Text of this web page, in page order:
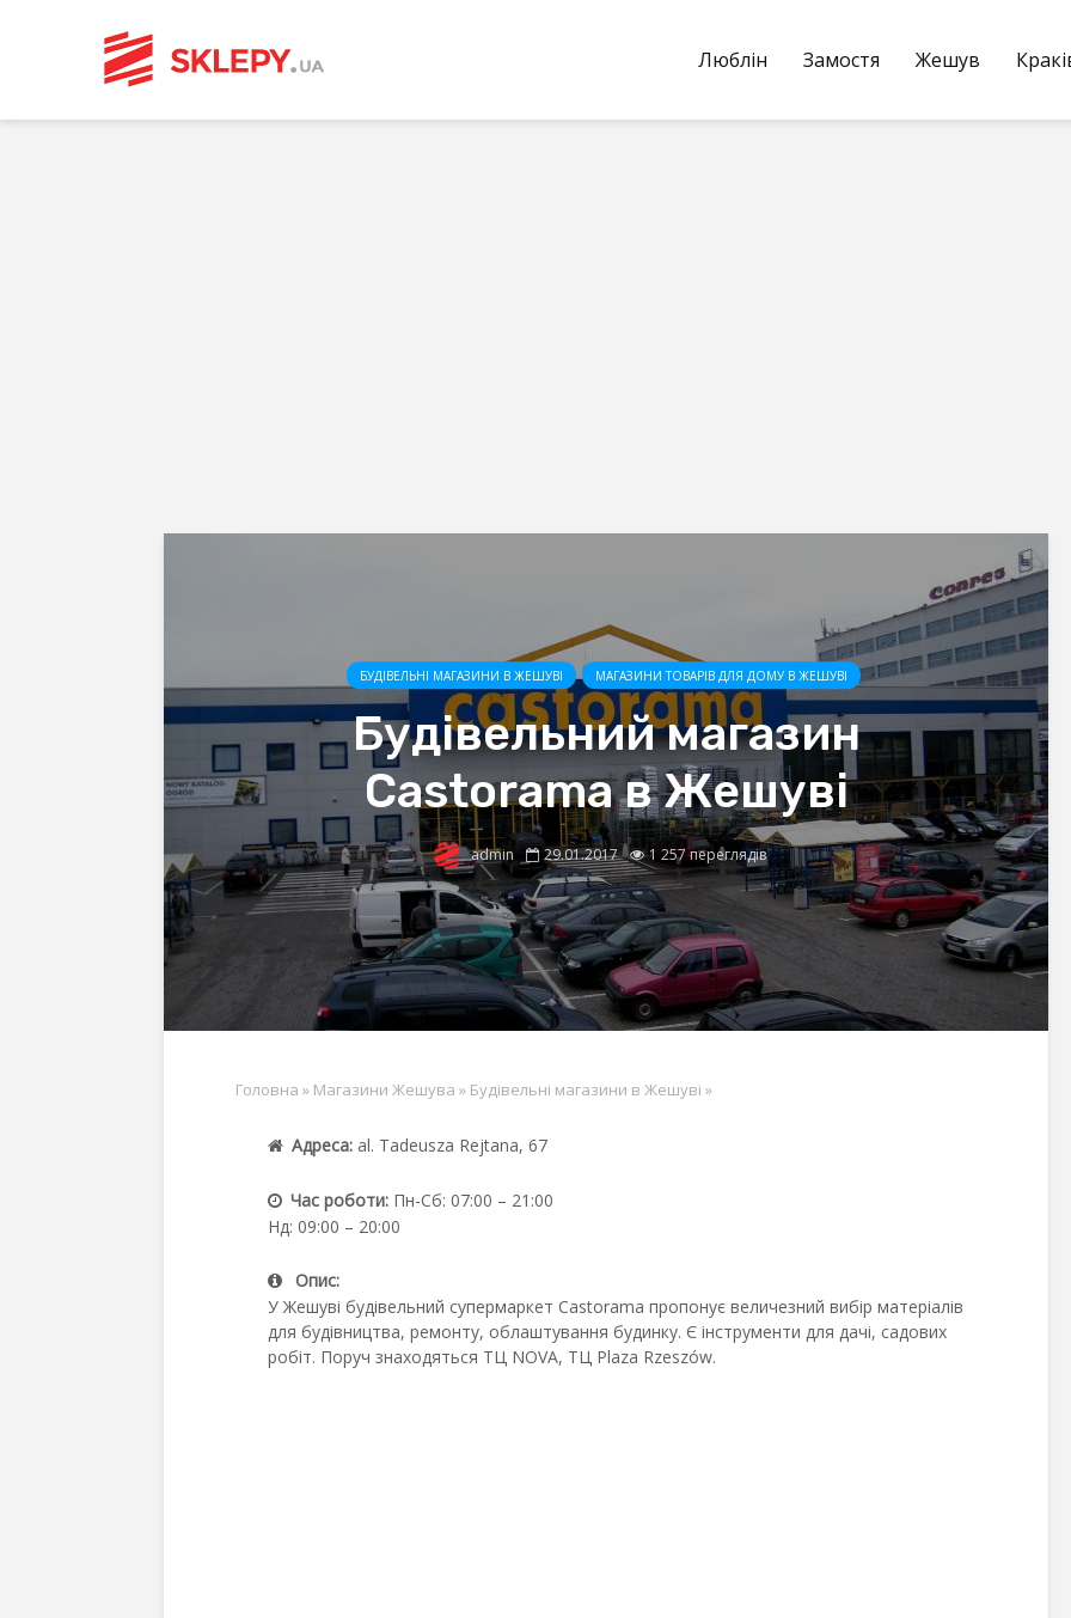
Люблін Замостя Жешув
БУДІВЕЛЬНІ МАГАЗИНИ В ЖЕШУВІ МАГАЗИНИ ТОВАРІВ ДЛЯ ДОМУ В ЖЕШУВІ
Будівельний магазин
Castorama в Жешуві
admin 29.01.2017 1 257 переглядів
Головна » Магазини Жешува » Будівельні магазини в Жешуві »
Адреса: аl. Tadeusza Rejtana, 67
Час роботи: Пн-Сб: 07:00 – 21:00
Нд: 09:00 – 20:00
Опис:
У Жешуві будівельний супермаркет Castorama пропонує величезний вибір матеріалів
для будівництва, ремонту, облаштування будинку. Є інструменти для дачі, садових
робіт. Поруч знаходяться ТЦ NOVA, ТЦ Plaza Rzeszów.